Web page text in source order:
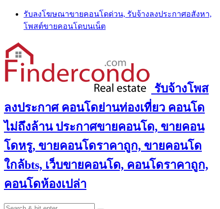
Skip
content
รับลงโฆษณาขายคอนโดด่วน, รับจ้างลงประกาศอสังหา,
โพสต์ขายคอนโดบนเน็ต
รับจ้างโพส
ลงประกาศ คอนโดย่านท่องเที่ยว คอนโด
ไม่ถึงล้าน ประกาศขายคอนโด, ขายคอน
โดหรู, ขายคอนโดราคาถูก, ขายคอนโด
ใกล้bts, เว็บขายคอนโด, คอนโดราคาถูก,
คอนโดห้องเปล่า